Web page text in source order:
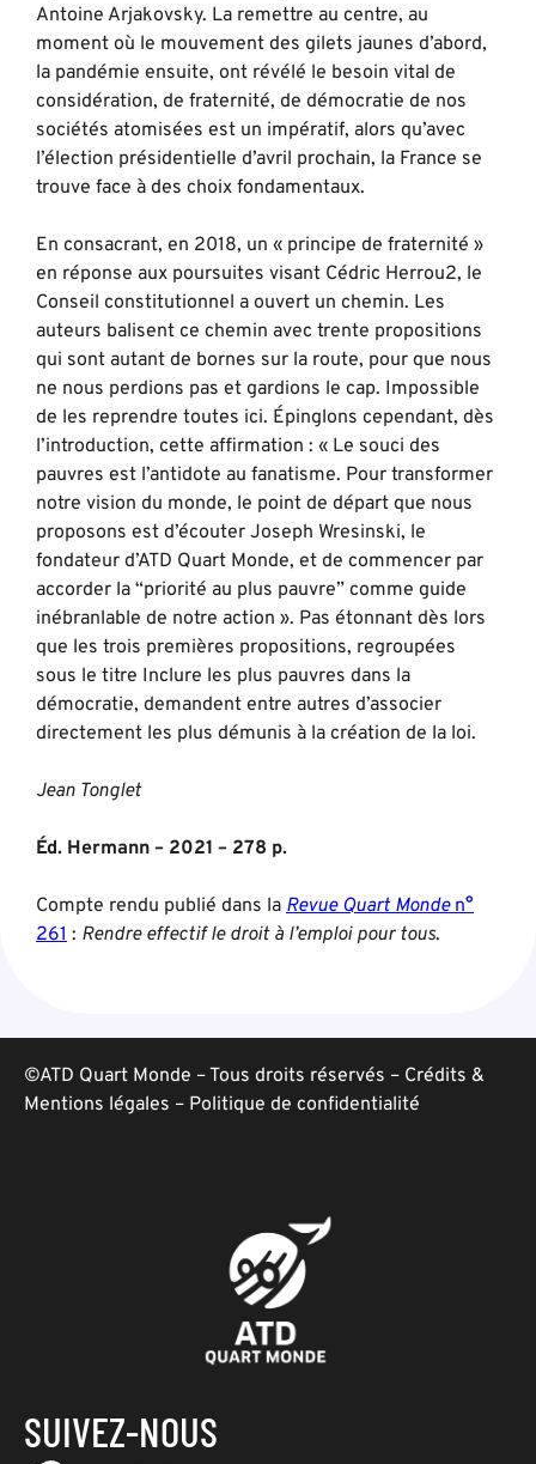
Antoine Arjakovsky. La remettre au centre, au
moment où le mouvement des gilets jaunes d’abord,
la pandémie ensuite, ont révélé le besoin vital de
considération, de fraternité, de démocratie de nos
sociétés atomisées est un impératif, alors qu’avec
l’élection présidentielle d’avril prochain, la France se
trouve face à des choix fondamentaux.
En consacrant, en 2018, un « principe de fraternité »
en réponse aux poursuites visant Cédric Herrou2, le
Conseil constitutionnel a ouvert un chemin. Les
auteurs balisent ce chemin avec trente propositions
qui sont autant de bornes sur la route, pour que nous
ne nous perdions pas et gardions le cap. Impossible
de les reprendre toutes ici. Épinglons cependant, dès
l’introduction, cette affirmation : « Le souci des
pauvres est l’antidote au fanatisme. Pour transformer
notre vision du monde, le point de départ que nous
proposons est d’écouter Joseph Wresinski, le
fondateur d’ATD Quart Monde, et de commencer par
accorder la “priorité au plus pauvre” comme guide
inébranlable de notre action ». Pas étonnant dès lors
que les trois premières propositions, regroupées
sous le titre Inclure les plus pauvres dans la
démocratie, demandent entre autres d’associer
directement les plus démunis à la création de la loi.
Jean Tonglet
Éd. Hermann – 2021 – 278 p.
Compte rendu publié dans la Revue Quart Monden°
261 : Rendre effectif le droit à l’emploi pour tous.
©ATD Quart Monde – Tous droits réservés – Crédits &
Mentions légales – Politique de confidentialité
SUIVEZ-NOUS